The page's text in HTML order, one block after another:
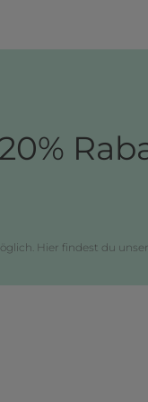
Hier findest du